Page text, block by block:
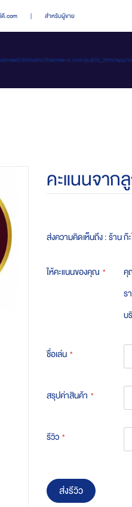
.com | สำหรับผู้ขาย
domains/thaimee-d.com/public_html/
คะแนนจาก
ส่งความคิดเห็นถึง : ร้าน ก๊
ให้คะแนนของคุณ คุ
ร
บ
ชื่อเล่น
สรุปค่าสินค้า
รีวิว
ส่งรีวิว